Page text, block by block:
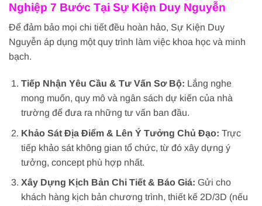
Nghiệp 7 Bước Tại Sự Kiện Duy Nguyễn
Để đảm bảo mọi chi tiết đều hoàn hảo, Sự Kiện Duy
Nguyễn áp dụng một quy trình làm việc khoa học và minh
bạch.
Tiếp Nhận Yêu Cầu & Tư Vấn Sơ Bộ: Lắng nghe
mong muốn, quy mô và ngân sách dự kiến của nhà
trường để đưa ra những tư vấn ban đầu.
Khảo Sát Địa Điểm & Lên Ý Tưởng Chủ Đạo: Trực
tiếp khảo sát không gian tổ chức, từ đó xây dựng ý
tưởng, concept phù hợp nhất.
Xây Dựng Kịch Bản Chi Tiết & Báo Giá: Gửi cho
khách hàng kịch bản chương trình, thiết kế 2D/3D (nếu